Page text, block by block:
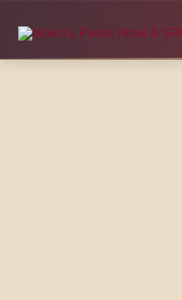
Inhalt
springen